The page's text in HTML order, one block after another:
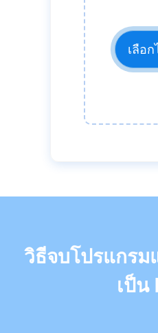
เลือ
วิธีจบโปรแกรม
เป็น